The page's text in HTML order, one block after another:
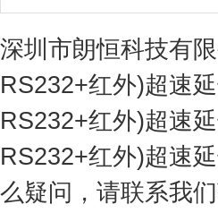
深圳市朗恒科技有
RS232+红外)超速
RS232+红外)超速
RS232+红外)超速
么疑问，请联系我